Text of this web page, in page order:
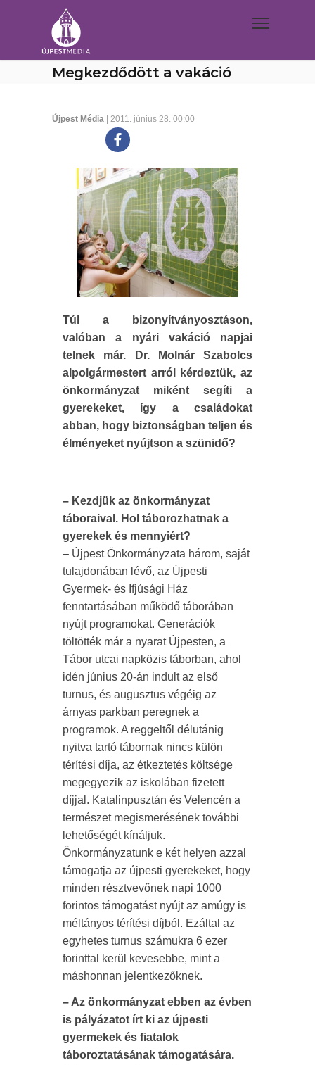
Megkezdődött a vakáció
Újpest Média | 2011. június 28. 00:00
Túl a bizonyítványosztáson,
valóban a nyári vakáció napjai
telnek már. Dr. Molnár Szabolcs
alpolgármestert arról kérdeztük, az
önkormányzat miként segíti a
gyerekeket, így a családokat
abban, hogy biztonságban teljen és
élményeket nyújtson a szünidő?
– Kezdjük az önkormányzat
táboraival. Hol táborozhatnak a
gyerekek és mennyiért?
– Újpest Önkormányzata három, saját
tulajdonában lévő, az Újpesti
Gyermek- és Ifjúsági Ház
fenntartásában működő táborában
nyújt programokat. Generációk
töltötték már a nyarat Újpesten, a
Tábor utcai napközis táborban, ahol
idén június 20-án indult az első
turnus, és augusztus végéig az
árnyas parkban peregnek a
programok. A reggeltől délutánig
nyitva tartó tábornak nincs külön
térítési díja, az étkeztetés költsége
megegyezik az iskolában fizetett
díjjal. Katalinpusztán és Velencén a
természet megismerésének további
lehetőségét kínáljuk.
Önkormányzatunk e két helyen azzal
támogatja az újpesti gyerekeket, hogy
minden résztvevőnek napi 1000
forintos támogatást nyújt az amúgy is
méltányos térítési díjból. Ezáltal az
egyhetes turnus számukra 6 ezer
forinttal kerül kevesebbe, mint a
máshonnan jelentkezőknek.
– Az önkormányzat ebben az évben
is pályázatot írt ki az újpesti
gyermekek és fiatalok
táboroztatásának támogatására.